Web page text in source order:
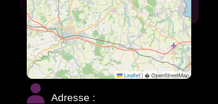
Leaflet | � OpenStreetMap
Adresse :